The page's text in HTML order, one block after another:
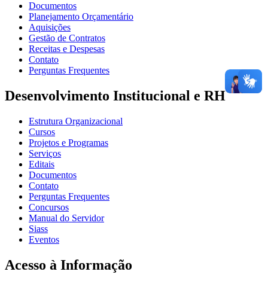
Documentos
Planejamento Orçamentário
Aquisições
Gestão de Contratos
Receitas e Despesas
Contato
Perguntas Frequentes
Desenvolvimento Institucional e RH
Estrutura Organizacional
Cursos
Projetos e Programas
Serviços
Editais
Documentos
Contato
Perguntas Frequentes
Concursos
Manual do Servidor
Siass
Eventos
Acesso à Informação